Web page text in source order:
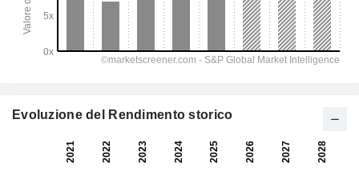
Evoluzione del Rendimento storico